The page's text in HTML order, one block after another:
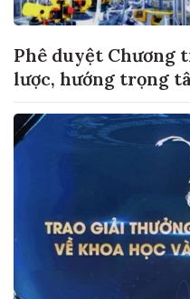
Phê duyệt Chương
lược, hướng trọng